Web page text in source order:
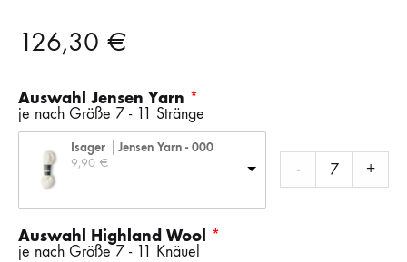
126,30 €
Auswahl Jensen Yarn
je nach Größe 7 - 11 Stränge
Isager │Jensen Yarn - 000
9,90 € - +
Auswahl Highland Wool
je nach Größe 7 - 11 Knäuel